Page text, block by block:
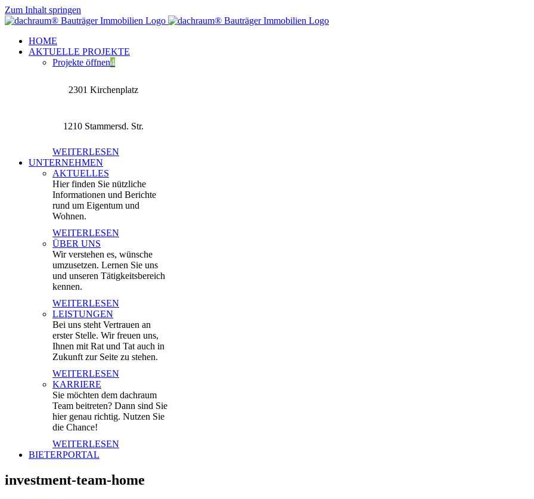
Zum Inhalt springen
HOME
AKTUELLE PROJEKTE
Projekte öffnen4
2301 Kirchenplatz
1210 Stammersd. Str.
WEITERLESEN
UNTERNEHMEN
AKTUELLES
Hier finden Sie nützliche
Informationen und Berichte
rund um Eigentum und
Wohnen.
WEITERLESEN
ÜBER UNS
Wir verstehen es, wünsche
umzusetzen. Lernen Sie uns
und unseren Tätigkeitsbereich
kennen.
WEITERLESEN
LEISTUNGEN
Bei uns steht Vertrauen an
erster Stelle. Wir freuen uns,
Ihnen mit Rat und Tat auch in
Zukunft zur Seite zu stehen.
WEITERLESEN
KARRIERE
Sie möchten dem dachraum
Team beitreten? Dann sind Sie
hier genau richtig. Nutzen Sie
die Chance!
WEITERLESEN
BIETERPORTAL
investment-team-home